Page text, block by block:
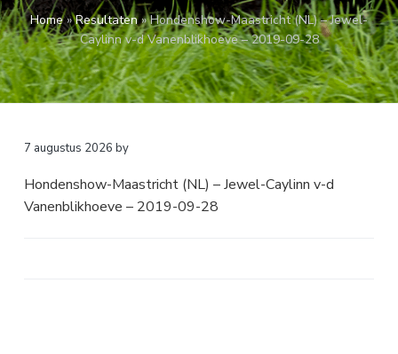
a
v
i
g
a
o
u
d
k
s
t
Home»Resultaten»Hondenshow-Maastricht (NL) – Jewel-
Caylinn v-d Vanenblikhoeve – 2019-09-28
7 augustus 2026 by
Hondenshow-Maastricht (NL) – Jewel-Caylinn v-d
Vanenblikhoeve – 2019-09-28